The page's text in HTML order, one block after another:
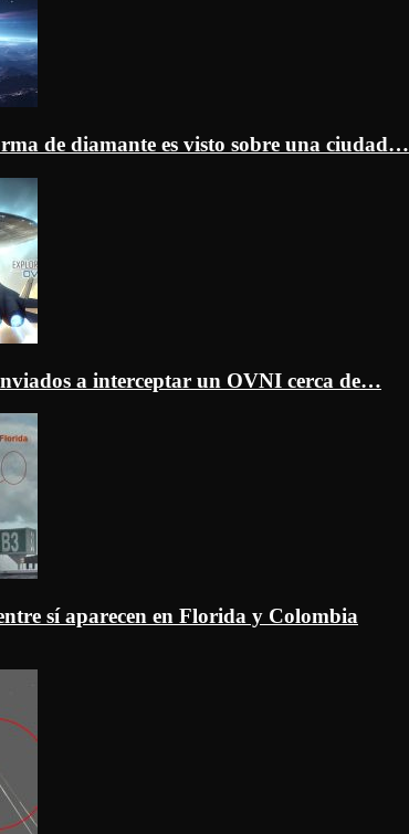
de diamante es visto sobre una ciudad…
a interceptar un OVNI cerca de…
sí aparecen en Florida y Colombia